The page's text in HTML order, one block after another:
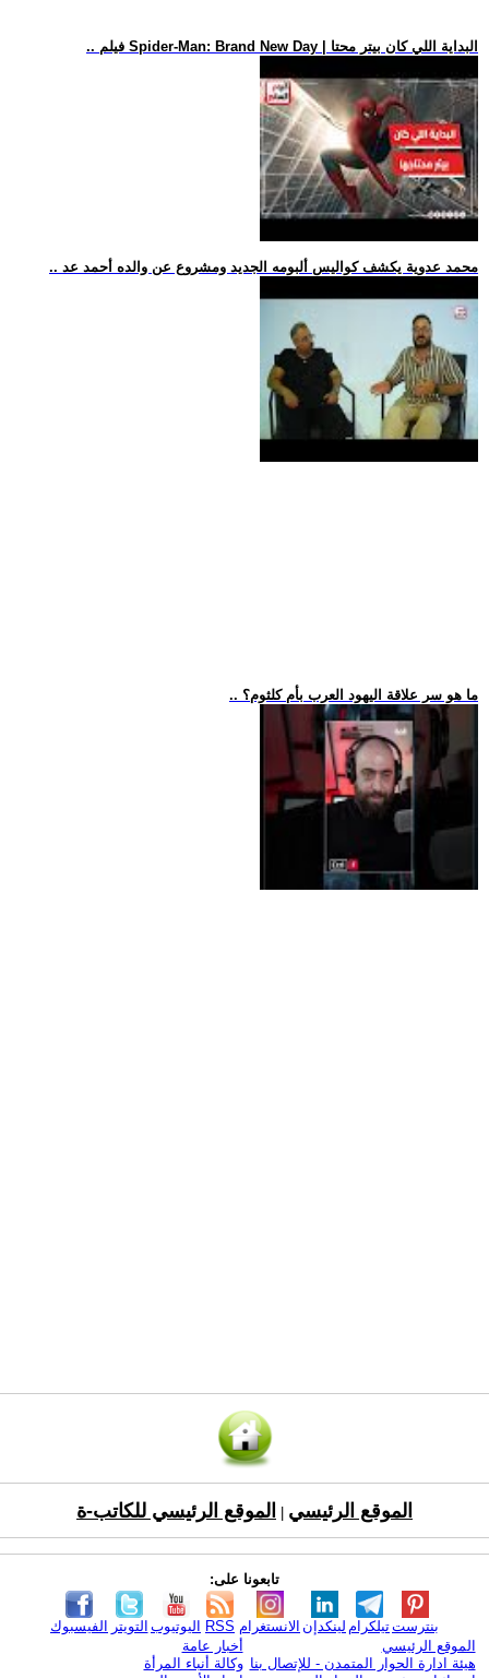
.. فيلم Spider-Man: Brand New Day | البداية اللي كان بيتر محتا
.. محمد عدوية يكشف كواليس ألبومه الجديد ومشروع عن والده أحمد عد
.. ما هو سر علاقة اليهود العرب بأم كلثوم؟
الموقع الرئيسي الموقع الرئيسي للكاتب-ة
تابعونا على:
الفيسبوك التويتر اليوتيوب RSS الانستغرام لينكدإن تيلكرامبنترست
الموقع الرئيسي
هيئة ادارة الحوار المتمدن - للإتصال بنا
أخبار عامة
وكالة أنباء المرأة